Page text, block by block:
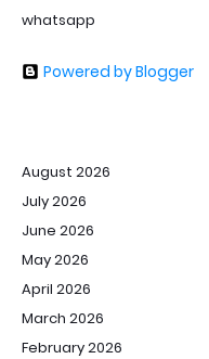
whatsapp
Powered by Blogger
August 2026
July 2026
June 2026
May 2026
April 2026
March 2026
February 2026